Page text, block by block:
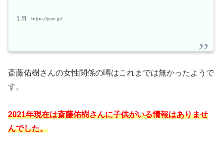
引用 https://jisin.jp/
斎藤佑樹さんの女性関係の噂はこれまでは無かったようで
す。
2021年現在は斎藤佑樹さんに子供がいる情報はありませ
んでした。